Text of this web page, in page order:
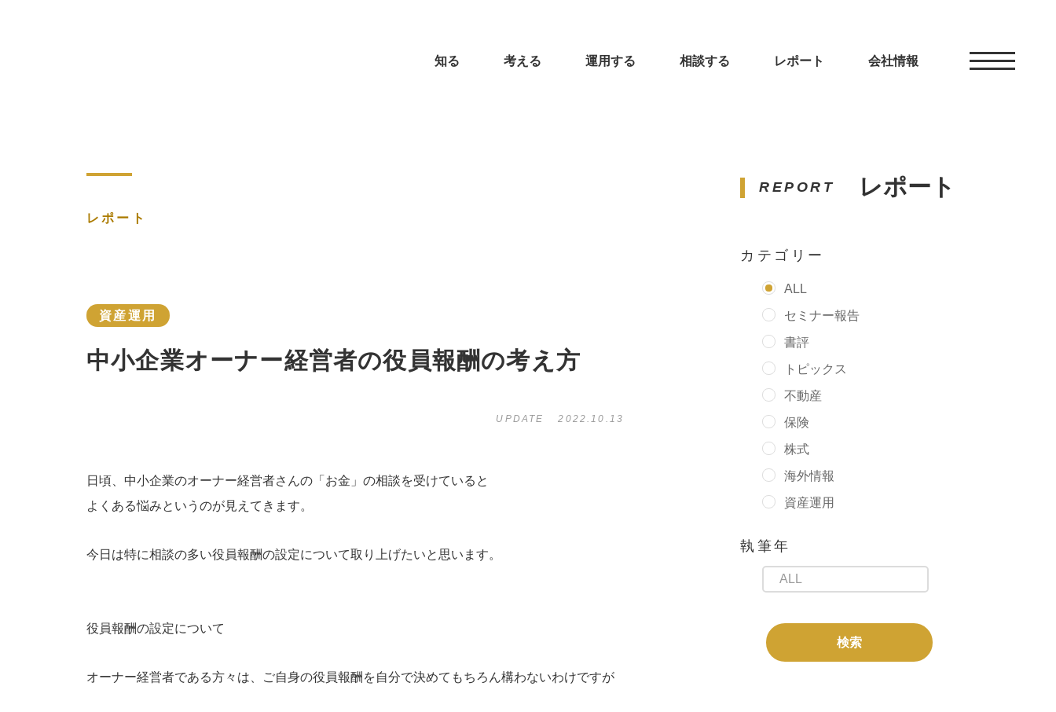
知る 考える 運用する 相談する レポート 会社情報
レポート
資産運用
中小企業オーナー経営者の役員報酬の考え方
UPDATE 2022.10.13
日頃、中小企業のオーナー経営者さんの「お金」の相談を受けていると
よくある悩みというのが見えてきます。
今日は特に相談の多い役員報酬の設定について取り上げたいと思います。
役員報酬の設定について
オーナー経営者である方々は、ご自身の役員報酬を自分で決めてもちろん構わないわけですが
REPORT レポート
カテゴリー
ALL
セミナー報告
書評
トピックス
不動産
保険
株式
海外情報
資産運用
執筆年